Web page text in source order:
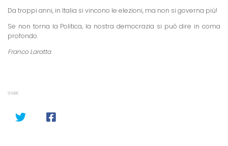
Da troppi anni, in Italia si vincono le elezioni, ma non si governa più!
Se non torna la Politica, la nostra democrazia si può dire in coma
profondo.
Franco Laratta
SHARE